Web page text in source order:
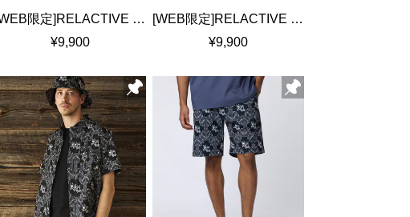
[WEB限定]RELACTIVE ワンポイントショートパンツ
¥9,900
[WEB限定]RELACTIVE ワンポイントショートパンツ
¥9,900